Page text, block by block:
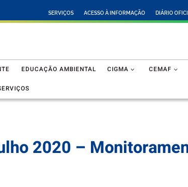
SERVIÇOS ACESSO À INFORMAÇÃO DIÁRIO
EDUCAÇÃO AMBIENTAL CIGMA CEMAF
2020 –